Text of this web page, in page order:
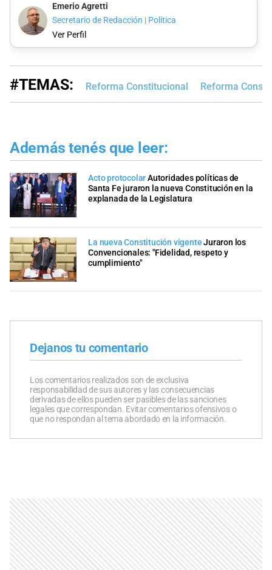
Emerio Agretti
Secretario de Redacción | Política
Ver Perfil
#TEMAS: Reforma Constitucional Reforma
Además tenés que leer:
Acto protocolarAutoridades políticas de
Santa Fe juraron la nueva Constitución en la
explanada de la Legislatura
La nueva Constitución vigenteJuraron los
Convencionales: "Fidelidad, respeto y
cumplimiento"
Dejanos tu comentario
Los comentarios realizados son de exclusiva
responsabilidad de sus autores y las consecuencias
derivadas de ellos pueden ser pasibles de las sanciones
legales que correspondan. Evitar comentarios ofensivos o
que no respondan al tema abordado en la información.